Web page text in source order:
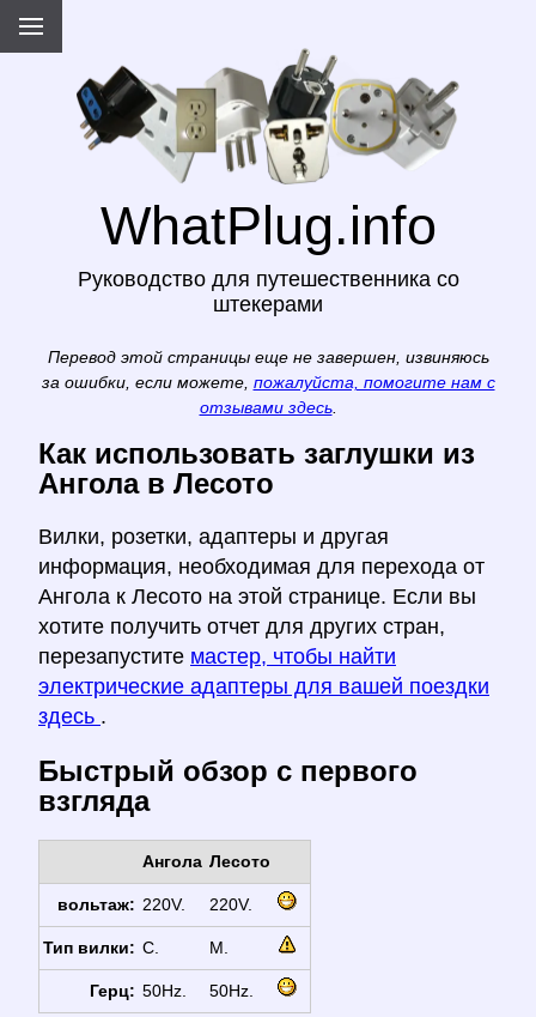
WhatPlug.info
Руководство для путешественника со
штекерами
Перевод этой страницы еще не завершен, извиняюсь
за ошибки, если можете, пожалуйста, помогите нам с
отзывами здесь.
Как использовать заглушки из
Ангола в Лесото
Вилки, розетки, адаптеры и другая
информация, необходимая для перехода от
Ангола к Лесото на этой странице. Если вы
хотите получить отчет для других стран,
перезапустите мастер, чтобы найти
электрические адаптеры для вашей поездки
здесь .
Быстрый обзор с первого
взгляда
Ангола Лесото
вольтаж: 220V. 220V.
Тип вилки: C. M.
Герц: 50Hz. 50Hz.